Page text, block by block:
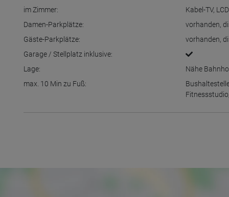
im Zimmer:
Kabel-TV,
Damen-Parkplätze:
vorhanden,
Gäste-Parkplätze:
vorhanden,
Garage / Stellplatz inklusive:
Lage:
Nähe
max. 10 Min zu Fuß:
Fitnessstudio